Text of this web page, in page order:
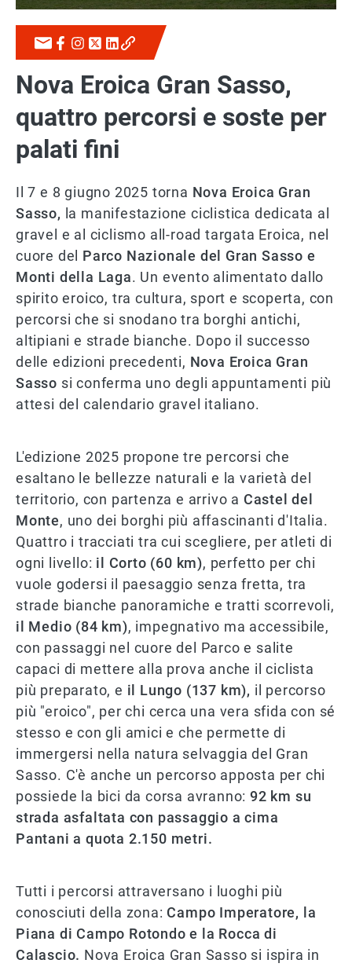
Nova Eroica Gran Sasso,
quattro percorsi e soste per
palati fini
Il 7 e 8 giugno 2025 torna Nova Eroica Gran
Sasso, la manifestazione ciclistica dedicata al
gravel e al ciclismo all-road targata Eroica, nel
cuore del Parco Nazionale del Gran Sasso e
Monti della Laga. Un evento alimentato dallo
spirito eroico, tra cultura, sport e scoperta, con
percorsi che si snodano tra borghi antichi,
altipiani e strade bianche. Dopo il successo
delle edizioni precedenti, Nova Eroica Gran
Sasso si conferma uno degli appuntamenti più
attesi del calendario gravel italiano.
L'edizione 2025 propone tre percorsi che
esaltano le bellezze naturali e la varietà del
territorio, con partenza e arrivo a Castel del
Monte, uno dei borghi più affascinanti d'Italia.
Quattro i tracciati tra cui scegliere, per atleti di
ogni livello: il Corto (60 km), perfetto per chi
vuole godersi il paesaggio senza fretta, tra
strade bianche panoramiche e tratti scorrevoli,
il Medio (84 km), impegnativo ma accessibile,
con passaggi nel cuore del Parco e salite
capaci di mettere alla prova anche il ciclista
più preparato, e il Lungo (137 km), il percorso
più "eroico", per chi cerca una vera sfida con sé
stesso e con gli amici e che permette di
immergersi nella natura selvaggia del Gran
Sasso. C'è anche un percorso apposta per chi
possiede la bici da corsa avranno: 92 km su
strada asfaltata con passaggio a cima
Pantani a quota 2.150 metri.
Tutti i percorsi attraversano i luoghi più
conosciuti della zona: Campo Imperatore, la
Piana di Campo Rotondo e la Rocca di
Calascio. Nova Eroica Gran Sasso si ispira in